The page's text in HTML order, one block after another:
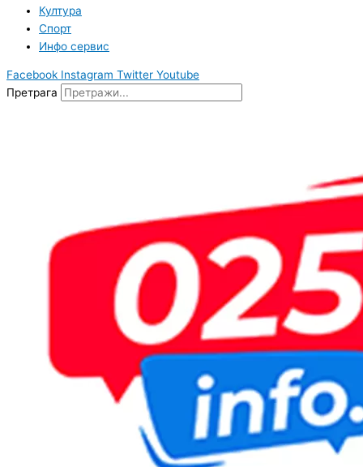
Култура
Спорт
Инфо сервис
Facebook Instagram Twitter Youtube
Претрага